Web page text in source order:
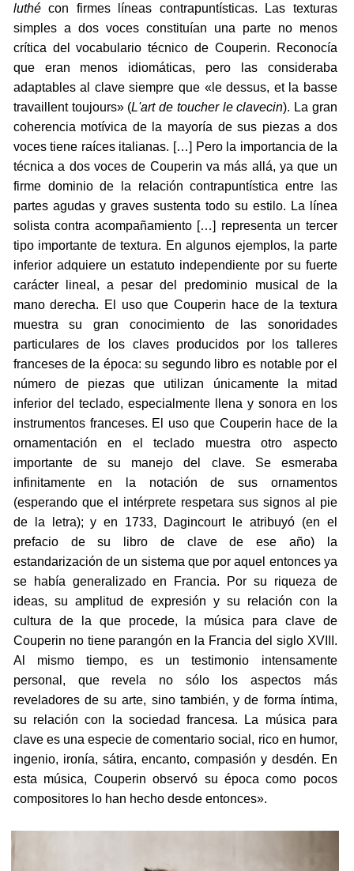
luthécon firmes líneas contrapuntísticas. Las texturas
simples a dos voces constituían una parte no menos
crítica del vocabulario técnico de Couperin. Reconocía
que eran menos idiomáticas, pero las consideraba
adaptables al clave siempre que «le dessus, et la basse
travaillent toujours» (L'art de toucher le clavecin). La gran
coherencia motívica de la mayoría de sus piezas a dos
voces tiene raíces italianas. […] Pero la importancia de la
técnica a dos voces de Couperin va más allá, ya que un
firme dominio de la relación contrapuntística entre las
partes agudas y graves sustenta todo su estilo. La línea
solista contra acompañamiento […] representa un tercer
tipo importante de textura. En algunos ejemplos, la parte
inferior adquiere un estatuto independiente por su fuerte
carácter lineal, a pesar del predominio musical de la
mano derecha. El uso que Couperin hace de la textura
muestra su gran conocimiento de las sonoridades
particulares de los claves producidos por los talleres
franceses de la época: su segundo libro es notable por el
número de piezas que utilizan únicamente la mitad
inferior del teclado, especialmente llena y sonora en los
instrumentos franceses. El uso que Couperin hace de la
ornamentación en el teclado muestra otro aspecto
importante de su manejo del clave. Se esmeraba
infinitamente en la notación de sus ornamentos
(esperando que el intérprete respetara sus signos al pie
de la letra); y en 1733, Dagincourt le atribuyó (en el
prefacio de su libro de clave de ese año) la
estandarización de un sistema que por aquel entonces ya
se había generalizado en Francia. Por su riqueza de
ideas, su amplitud de expresión y su relación con la
cultura de la que procede, la música para clave de
Couperin no tiene parangón en la Francia del siglo XVIII.
Al mismo tiempo, es un testimonio intensamente
personal, que revela no sólo los aspectos más
reveladores de su arte, sino también, y de forma íntima,
su relación con la sociedad francesa. La música para
clave es una especie de comentario social, rico en humor,
ingenio, ironía, sátira, encanto, compasión y desdén. En
esta música, Couperin observó su época como pocos
compositores lo han hecho desde entonces».